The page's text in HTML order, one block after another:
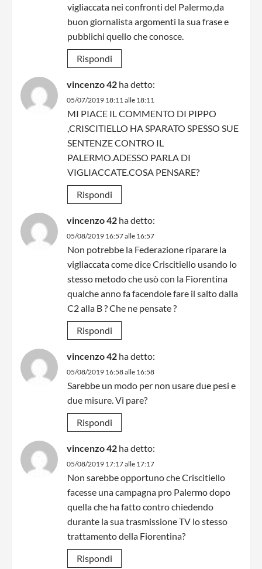
vigliaccata nei confronti del Palermo,da
buon giornalista argomenti la sua frase e
pubblichi quello che conosce.
Rispondi
vincenzo 42 ha detto:
05/07/2019 18:11 alle 18:11
MI PIACE IL COMMENTO DI PIPPO
,CRISCITIELLO HA SPARATO SPESSO SUE
SENTENZE CONTRO IL
PALERMO.ADESSO PARLA DI
VIGLIACCATE.COSA PENSARE?
Rispondi
vincenzo 42 ha detto:
05/08/2019 16:57 alle 16:57
Non potrebbe la Federazione riparare la
vigliaccata come dice Criscitiello usando lo
stesso metodo che usò con la Fiorentina
qualche anno fa facendole fare il salto dalla
C2 alla B ? Che ne pensate ?
Rispondi
vincenzo 42 ha detto:
05/08/2019 16:58 alle 16:58
Sarebbe un modo per non usare due pesi e
due misure. Vi pare?
Rispondi
vincenzo 42 ha detto:
05/08/2019 17:17 alle 17:17
Non sarebbe opportuno che Criscitiello
facesse una campagna pro Palermo dopo
quella che ha fatto contro chiedendo
durante la sua trasmissione TV lo stesso
trattamento della Fiorentina?
Rispondi